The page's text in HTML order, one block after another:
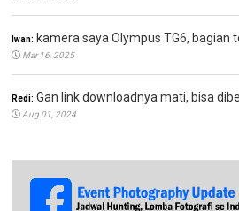
Iwan: kamera saya Olympus TG6, bagian
Mar 16, 2025
Redi: Gan link downloadnya mati, bisa
Aug 01, 2024